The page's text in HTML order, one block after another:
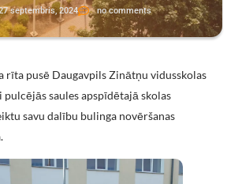
septembris, 2024 no comments
rīta pusē Daugavpils Zinātņu vidusskolas
pulcējās saules apspīdētajā skolas
savu dalību bulinga novēršanas